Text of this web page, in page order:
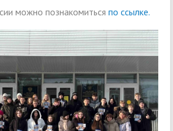
можно познакомиться по ссылке.